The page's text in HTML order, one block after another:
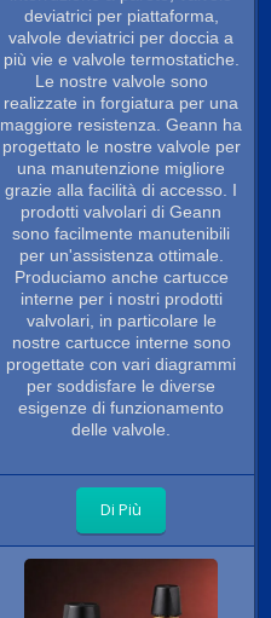
deviatrici per piattaforma,
valvole deviatrici per doccia a
più vie e valvole termostatiche.
Le nostre valvole sono
realizzate in forgiatura per una
maggiore resistenza. Geann ha
progettato le nostre valvole per
una manutenzione migliore
grazie alla facilità di accesso. I
prodotti valvolari di Geann
sono facilmente manutenibili
per un'assistenza ottimale.
Produciamo anche cartucce
interne per i nostri prodotti
valvolari, in particolare le
nostre cartucce interne sono
progettate con vari diagrammi
per soddisfare le diverse
esigenze di funzionamento
delle valvole.
Di Più